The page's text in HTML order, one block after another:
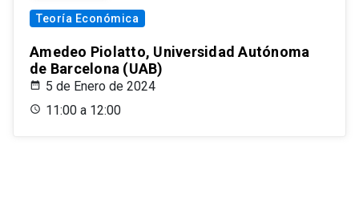
Teoría Económica
Amedeo Piolatto, Universidad Autónoma
de Barcelona (UAB)
5 de Enero de 2024
11:00 a 12:00